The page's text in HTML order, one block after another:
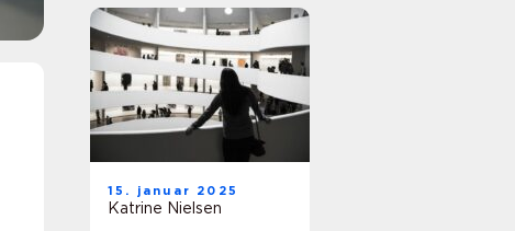
15. januar 2025
Katrine Nielsen